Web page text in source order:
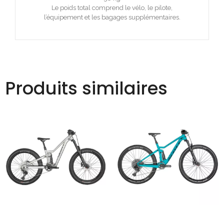
Le poids total comprend le vélo, le pilote,
l’équipement et les bagages supplémentaires.
Produits similaires